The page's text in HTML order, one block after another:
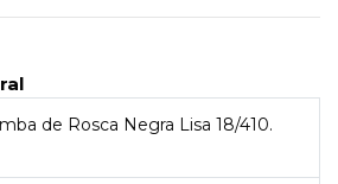
de Rosca Negra Lisa 18/410.